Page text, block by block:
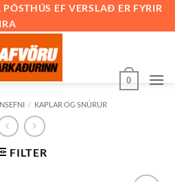
EF VERSLAÐ ER FYRIR
0
/ KAPLAR OG SNÚRUR
FILTER